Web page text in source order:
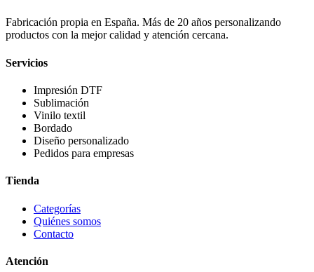
Fabricación propia en España. Más de 20 años personalizando
productos con la mejor calidad y atención cercana.
Servicios
Impresión DTF
Sublimación
Vinilo textil
Bordado
Diseño personalizado
Pedidos para empresas
Tienda
Categorías
Quiénes somos
Contacto
Atención